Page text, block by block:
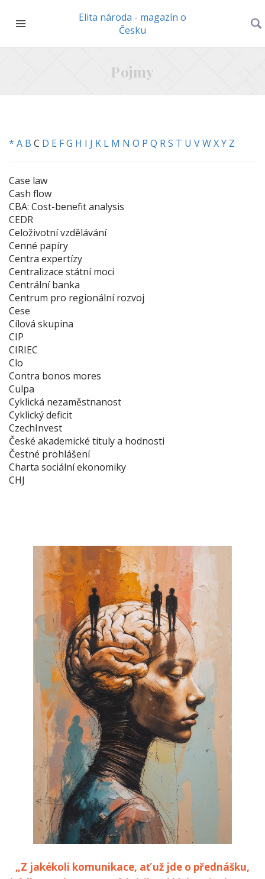
Elita národa - magazín o
Česku
Pojmy
* A B C D E FG H I J K L M N O P Q RS T U VWXY Z
Case law
Cash flow
CBA: Cost-benefit analysis
CEDR
Celoživotní vzdělávání
Cenné papíry
Centra expertízy
Centralizace státní moci
Centrální banka
Centrum pro regionální rozvoj
Cese
Cílová skupina
CIP
CIRIEC
Clo
Contra bonos mores
Culpa
Cyklická nezaměstnanost
Cyklický deficit
CzechInvest
České akademické tituly a hodnosti
Čestné prohlášení
Charta sociální ekonomiky
CHJ
„Z jakékoli komunikace, ať už jde o přednášku,